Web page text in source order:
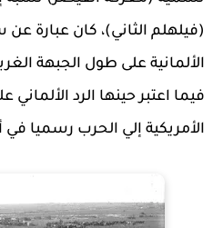
(فيلهلم الثاني)، كان عبارة
فيما اعتبر حينها الرد الألماني
الأمريكية إلي الحرب رسميا في